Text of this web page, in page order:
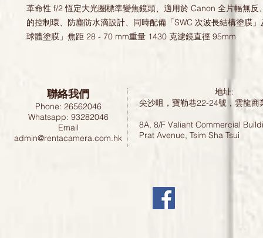
革命性 f/2 恆定大光圈標準變焦鏡頭、適用於 Canon 全片幅無反
的控制環、防塵防水滴設計、同時配備「SWC 次波長結構塗膜
球體塗膜」焦距 28 - 70 mm重量 1430 克濾鏡直徑 95mm
聯絡我們
Phone: 26562046
Whatsapp: 93282046
Email
admin@rentacamera.com.hk
地址:
尖沙咀，寶勒巷22-24號，雲龍
8A, 8/F Valiant Commercial
Prat Avenue, Tsim Sha Tsui